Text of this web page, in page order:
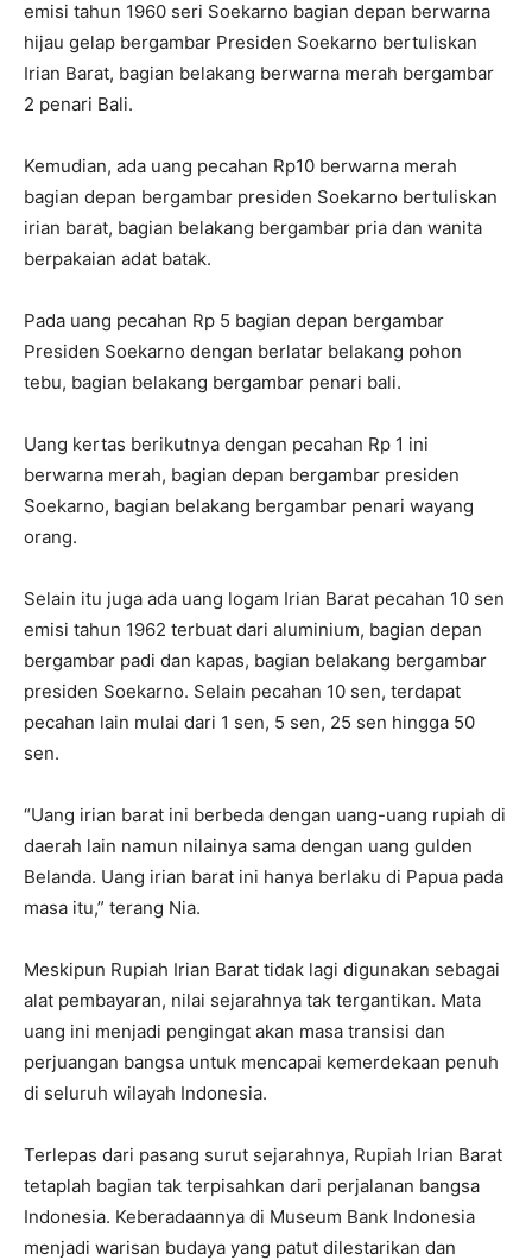
emisi tahun 1960 seri Soekarno bagian depan berwarna
hijau gelap bergambar Presiden Soekarno bertuliskan
Irian Barat, bagian belakang berwarna merah bergambar
2 penari Bali.
Kemudian, ada uang pecahan Rp10 berwarna merah
bagian depan bergambar presiden Soekarno bertuliskan
irian barat, bagian belakang bergambar pria dan wanita
berpakaian adat batak.
Pada uang pecahan Rp 5 bagian depan bergambar
Presiden Soekarno dengan berlatar belakang pohon
tebu, bagian belakang bergambar penari bali.
Uang kertas berikutnya dengan pecahan Rp 1 ini
berwarna merah, bagian depan bergambar presiden
Soekarno, bagian belakang bergambar penari wayang
orang.
Selain itu juga ada uang logam Irian Barat pecahan 10 sen
emisi tahun 1962 terbuat dari aluminium, bagian depan
bergambar padi dan kapas, bagian belakang bergambar
presiden Soekarno. Selain pecahan 10 sen, terdapat
pecahan lain mulai dari 1 sen, 5 sen, 25 sen hingga 50
sen.
“Uang irian barat ini berbeda dengan uang-uang rupiah di
daerah lain namun nilainya sama dengan uang gulden
Belanda. Uang irian barat ini hanya berlaku di Papua pada
masa itu,” terang Nia.
Meskipun Rupiah Irian Barat tidak lagi digunakan sebagai
alat pembayaran, nilai sejarahnya tak tergantikan. Mata
uang ini menjadi pengingat akan masa transisi dan
perjuangan bangsa untuk mencapai kemerdekaan penuh
di seluruh wilayah Indonesia.
Terlepas dari pasang surut sejarahnya, Rupiah Irian Barat
tetaplah bagian tak terpisahkan dari perjalanan bangsa
Indonesia. Keberadaannya di Museum Bank Indonesia
menjadi warisan budaya yang patut dilestarikan dan